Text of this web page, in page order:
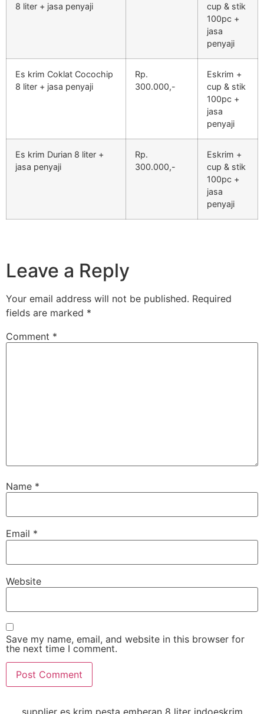
8 liter + jasa penyaji
cup & stik
100pc +
jasa
penyaji
Es krim Coklat Cocochip
8 liter + jasa penyaji
Rp.
300.000,-
Eskrim +
cup & stik
100pc +
jasa
penyaji
Es krim Durian 8 liter +
jasa penyaji
Rp.
300.000,-
Eskrim +
cup & stik
100pc +
jasa
penyaji
Leave a Reply
Your email address will not be published. Required
fields are marked *
Comment *
Name *
Email *
Website
Save my name, email, and website in this browser for
the next time I comment.